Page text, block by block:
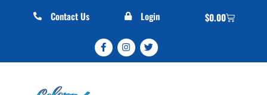
Contact Us Login $0.00